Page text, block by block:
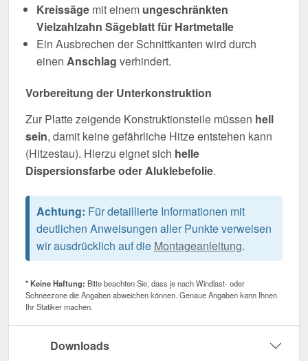
Kreissäge mit einem ungeschränkten
Vielzahlzahn Sägeblatt für Hartmetalle
Ein Ausbrechen der Schnittkanten wird durch
einen Anschlag verhindert.
Vorbereitung der Unterkonstruktion
Zur Platte zeigende Konstruktionsteile müssen hell
sein, damit keine gefährliche Hitze entstehen kann
(Hitzestau). Hierzu eignet sich helle
Dispersionsfarbe oder Aluklebefolie.
Achtung: Für detaillierte Informationen mit
deutlichen Anweisungen aller Punkte verweisen
wir ausdrücklich auf die Montageanleitung.
* Keine Haftung: Bitte beachten Sie, dass je nach Windlast- oder
Schneezone die Angaben abweichen können. Genaue Angaben kann Ihnen
Ihr Statiker machen.
Downloads